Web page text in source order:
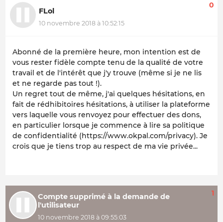
FLol
10 novembre 2018 à 10:52:15
0
Abonné de la première heure, mon intention est de
vous rester fidèle compte tenu de la qualité de votre
travail et de l'intérêt que j'y trouve (même si je ne lis
et ne regarde pas tout !).
Un regret tout de même, j'ai quelques hésitations, en
fait de rédhibitoires hésitations, à utiliser la plateforme
vers laquelle vous renvoyez pour effectuer des dons,
en particulier lorsque je commence à lire sa politique
de confidentialité (https://www.okpal.com/privacy). Je
crois que je tiens trop au respect de ma vie privée...
Compte supprimé à la demande de
l'utilisateur
10 novembre 2018 à 09:55:03
1